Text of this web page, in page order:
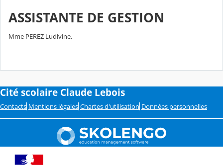
ASSISTANTE DE GESTION
Mme PEREZ Ludivine.
Cité scolaire Claude Lebois
Contacts Mentions légales Chartes d'utilisation Données personnelles